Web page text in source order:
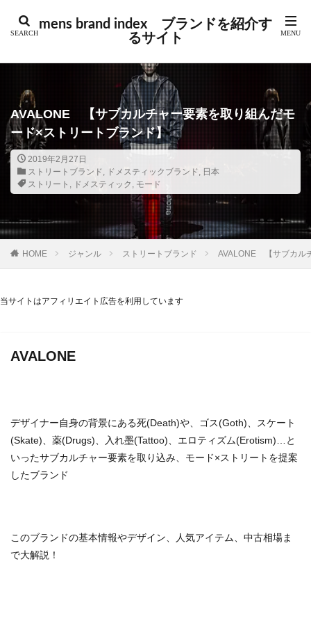
mens brand index ブランドを紹介す
るサイト
AVALONE 【サブカルチャー要素を取り組んだモ
ード×ストリートブランド】
2019年2月27日
ストリートブランド, ドメスティックブランド, 日本
ストリート , ドメスティック , モード
HOME ジャンル ストリートブランド AVALONE 【サブカル
当サイトはアフィリエイト広告を利用しています
AVALONE
デザイナー自身の背景にある死(Death)や、ゴス(Goth)、スケート
(Skate)、薬(Drugs)、入れ墨(Tattoo)、エロティズム(Erotism)…と
いったサブカルチャー要素を取り込み、モード×ストリートを提案
したブランド
このブランドの基本情報やデザイン、人気アイテム、中古相場ま
で大解説！
タグ
アウトドア アクセサリー
アバンギャルド アメカジ アメトラ アメリカ
アルチザン アーカイブ イギリス イタリア
インポート インポートブランド オーダーメイド
カジュアル コラム コレクションブランド
シューズ シューズブランド
スウェーデン スケート
ストリートブランド スペイン スポーツ
スポーツブランド セントラルセントマーチン
ドメスティックブランド
フォーマル
ラグジュアリーブランド リメイク ルード
ルードブランド レザー レプリカ ロック
ワーク ヴィンテージ 新進気鋭
新進気鋭ブランド